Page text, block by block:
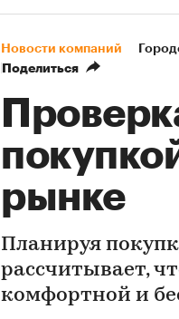
Новости компаний
Поделиться
рынке
Планируя
рассчитывает,
комфортной и